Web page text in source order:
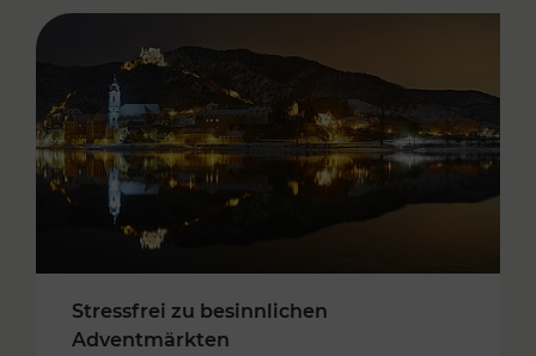
Stressfrei zu besinnlichen
Adventmärkten